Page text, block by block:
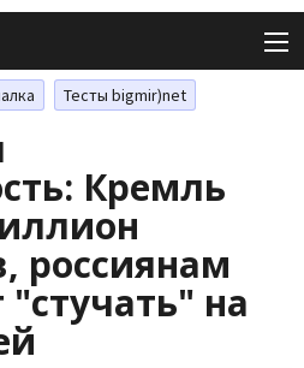
Тесты bigmir)net
Кремль
россиянам
на